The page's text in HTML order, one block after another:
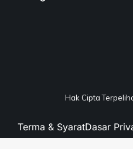
Hak Cipta
Terma & SyaratDasar